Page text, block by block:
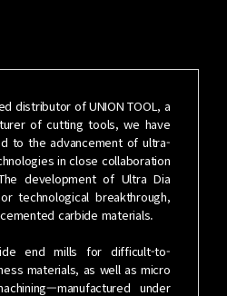
distributor of UNION TOOL, a
of cutting tools, we have
to the advancement of ultra-
in close collaboration
development of Ultra Dia
technological breakthrough,
carbide materials.
end mills for difficult-to-
materials, as well as micro
under